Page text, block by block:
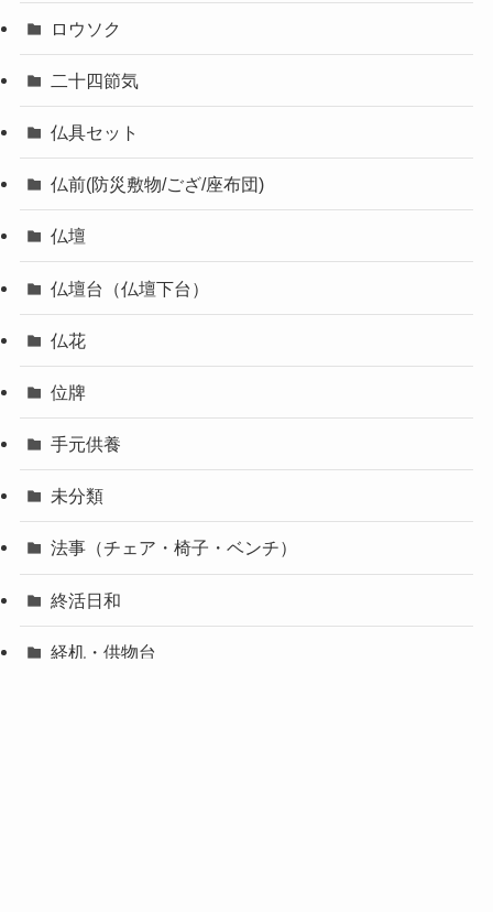
ロウソク
二十四節気
仏具セット
仏前(防災敷物/ござ/座布団)
仏壇
仏壇台（仏壇下台）
仏花
位牌
手元供養
未分類
法事（チェア・椅子・ベンチ）
終活日和
経机・供物台